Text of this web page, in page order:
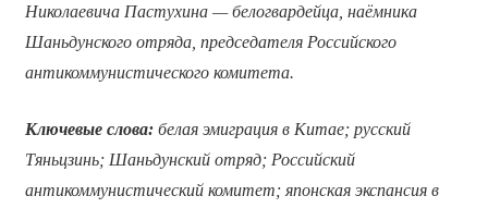
НиколаевичаПастухина — белогвардейца, наёмника
Шаньдунского отряда, председателя Российского
антикоммунистического комитета.
Ключевые слова: белая эмиграция в Китае; русский
Тяньцзинь; Шаньдунский отряд; Российский
антикоммунистический комитет; японская экспансия в